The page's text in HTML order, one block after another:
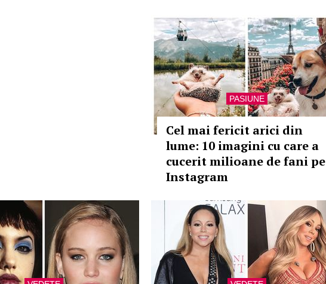
PASIUNE
Cel mai fericit arici din
lume: 10 imagini cu care a
cucerit milioane de fani pe
Instagram